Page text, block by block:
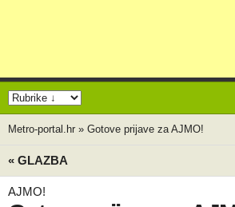
Metro-portal.hr » Gotove prijave za AJMO!
« GLAZBA
AJMO!